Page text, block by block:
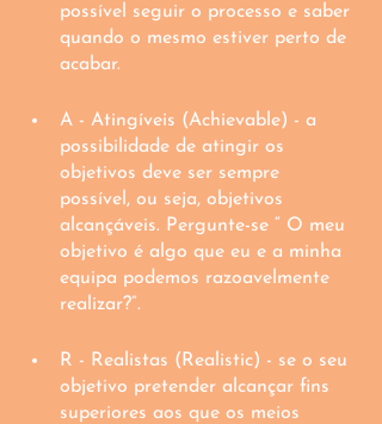
possível seguir o processo e saber
quando o mesmo estiver perto de
acabar.
A - Atingíveis (Achievable) - a
possibilidade de atingir os
objetivos deve ser sempre
possível, ou seja, objetivos
alcançáveis. Pergunte-se “ O meu
objetivo é algo que eu e a minha
equipa podemos razoavelmente
realizar?”.
R - Realistas (Realistic) - se o seu
objetivo pretender alcançar fins
superiores aos que os meios